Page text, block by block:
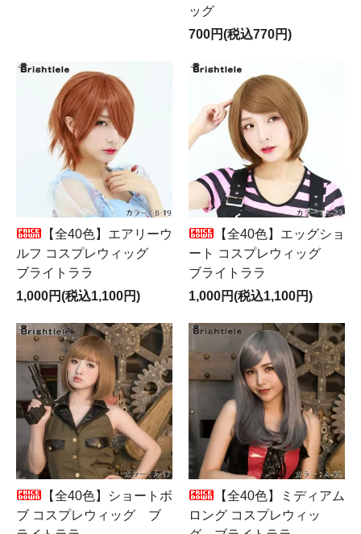
ッグ
700円(税込770円)
【全40色】エアリーウ
ルフ コスプレウィッグ
ブライトララ
1,000円(税込1,100円)
【全40色】エッグショ
ート コスプレウィッグ
ブライトララ
1,000円(税込1,100円)
【全40色】ショートボ
ブ コスプレウィッグ ブ
【全40色】ミディアム
ロング コスプレウィッ